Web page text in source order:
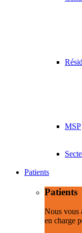
MSP
Patients
Patients
Nous vous
en charge